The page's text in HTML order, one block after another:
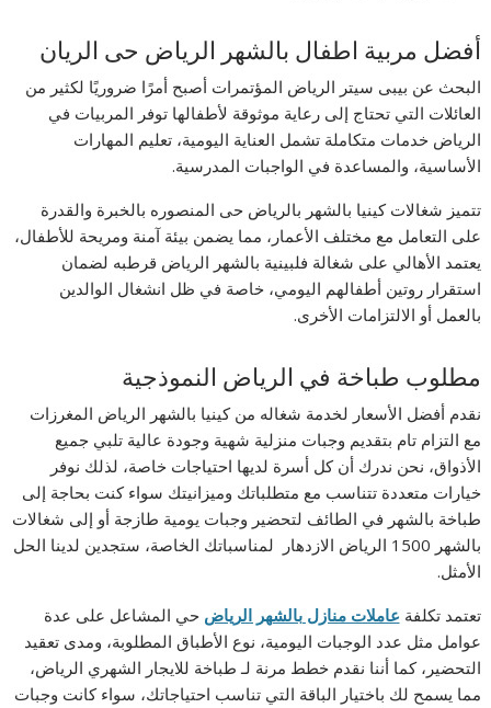
أفضل مربية اطفال بالشهر الرياض حى الريان
البحث عن بيبى سيتر الرياض المؤتمرات أصبح أمرًا ضروريًا لكثير من
العائلات التي تحتاج إلى رعاية موثوقة لأطفالها توفر المربيات في
الرياض خدمات متكاملة تشمل العناية اليومية، تعليم المهارات
الأساسية، والمساعدة في الواجبات المدرسية.
تتميز شغالات كينيا بالشهر بالرياض حى المنصوره بالخبرة والقدرة
على التعامل مع مختلف الأعمار، مما يضمن بيئة آمنة ومريحة للأطفال،
يعتمد الأهالي على شغالة فلبينية بالشهر الرياض قرطبه لضمان
استقرار روتين أطفالهم اليومي، خاصة في ظل انشغال الوالدين
بالعمل أو الالتزامات الأخرى.
مطلوب طباخة في الرياض النموذجية
نقدم أفضل الأسعار لخدمة شغاله من كينيا بالشهر الرياض المغرزات
مع التزام تام بتقديم وجبات منزلية شهية وجودة عالية تلبي جميع
الأذواق، نحن ندرك أن كل أسرة لديها احتياجات خاصة، لذلك نوفر
خيارات متعددة تتناسب مع متطلباتك وميزانيتك سواء كنت بحاجة إلى
طباخة بالشهر في الطائف لتحضير وجبات يومية طازجة أو إلى شغالات
بالشهر 1500 الرياض الازدهار لمناسباتك الخاصة، ستجدين لدينا الحل
الأمثل.
تعتمد تكلفة عاملات منازل بالشهر الرياض حي المشاعل على عدة
عوامل مثل عدد الوجبات اليومية، نوع الأطباق المطلوبة، ومدى تعقيد
التحضير، كما أننا نقدم خطط مرنة لـ طباخة للايجار الشهري الرياض،
مما يسمح لك باختيار الباقة التي تناسب احتياجاتك، سواء كانت وجبات